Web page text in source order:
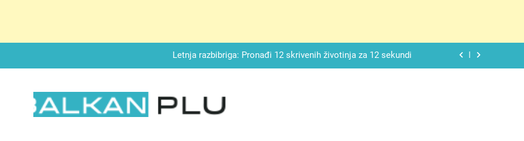
Najjednostavniji recept za finu pitu od jogurta
Miks griza i jabuka – Sočan, nežan, mekan, ovaj kolač će se dopasti svima